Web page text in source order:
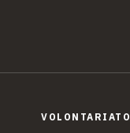
VOLONTARIATO